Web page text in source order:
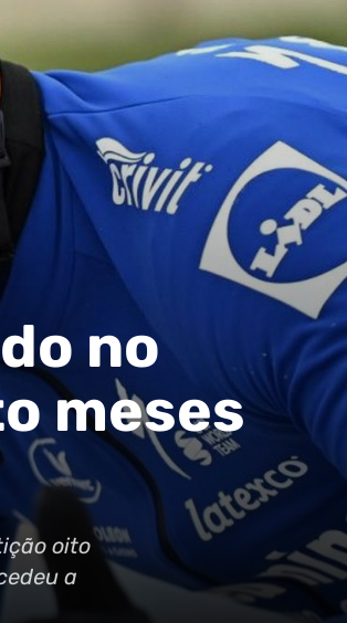
no
meses
oito
a